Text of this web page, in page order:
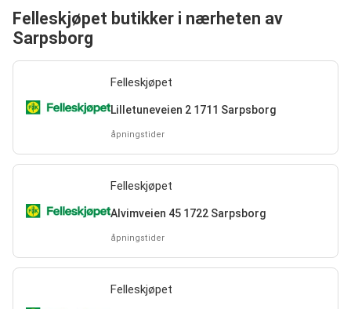
Felleskjøpet butikker i nærheten av
Sarpsborg
Felleskjøpet
Lilletuneveien 2 1711 Sarpsborg
åpningstider
Felleskjøpet
Alvimveien 45 1722 Sarpsborg
åpningstider
Felleskjøpet